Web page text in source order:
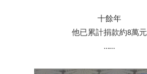
十餘年
他已累計捐款約8萬元
……